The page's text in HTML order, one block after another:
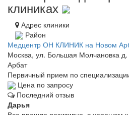
клиниках
Адрес клиники
Район
Медцентр ОН КЛИНИК на Новом
Москва, ул. Большая Молчановка д.
Арбат
Первичный прием по
Цена по запросу
Последний отзыв
Дарья